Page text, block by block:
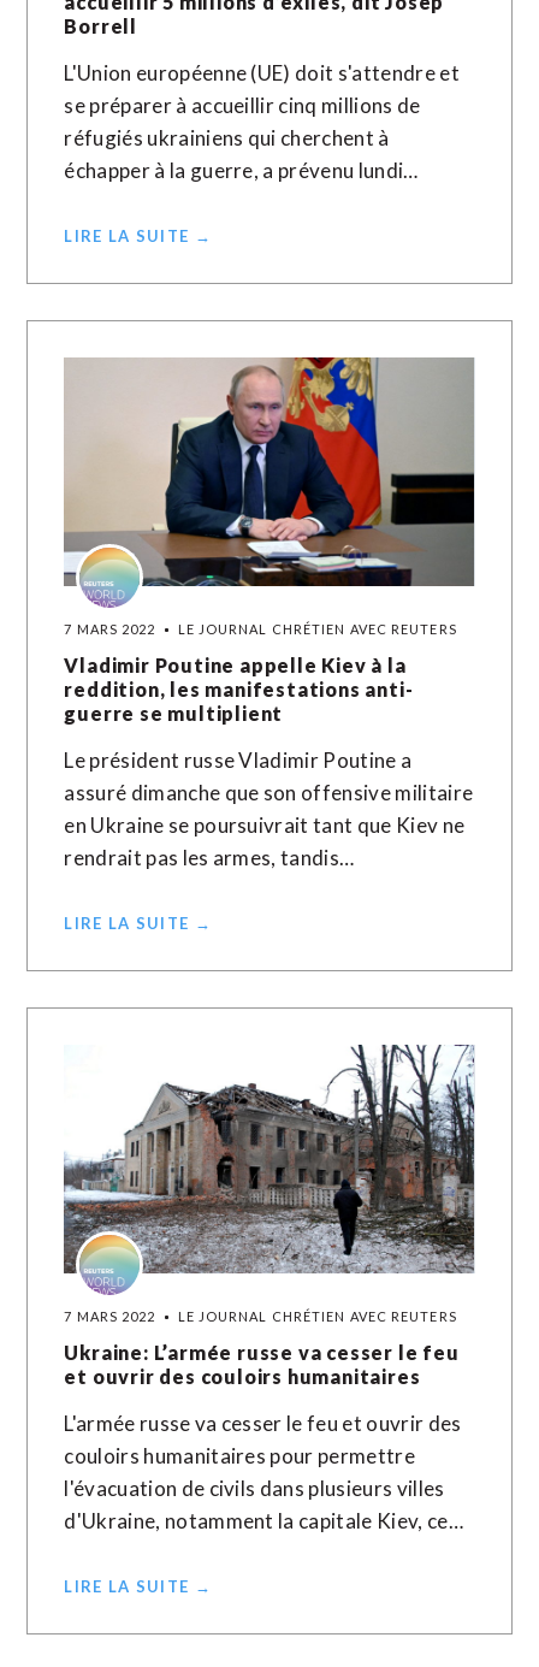
Borrell
L'Union européenne (UE) doit s'attendre et
se préparer à accueillir cinq millions de
réfugiés ukrainiens qui cherchent à
échapper à la guerre, a prévenu lundi…
LIRE LA SUITE →
7 MARS 2022 LE JOURNAL CHRÉTIEN AVEC REUTERS
Vladimir Poutine appelle Kiev à la
reddition, les manifestations anti-
guerre se multiplient
Le président russe Vladimir Poutine a
assuré dimanche que son offensive militaire
en Ukraine se poursuivrait tant que Kiev ne
rendrait pas les armes, tandis…
LIRE LA SUITE →
7 MARS 2022 LE JOURNAL CHRÉTIEN AVEC REUTERS
Ukraine: L’armée russe va cesser le feu
et ouvrir des couloirs humanitaires
L'armée russe va cesser le feu et ouvrir des
couloirs humanitaires pour permettre
l'évacuation de civils dans plusieurs villes
d'Ukraine, notamment la capitale Kiev, ce…
LIRE LA SUITE →